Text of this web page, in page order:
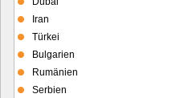
Iran
Türkei
Bulgarien
Rumänien
Serbien